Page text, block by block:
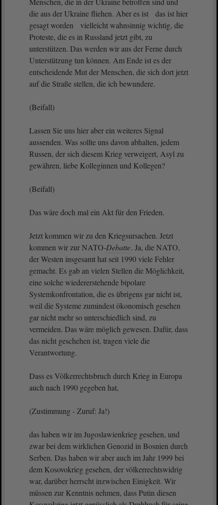
die aus der Ukraine fliehen. Aber es ist das ist hier
gesagt worden vielleicht wahnsinnig wichtig, die
Proteste, die es in Russland jetzt gibt, zu
unterstützen. Das werden wir aus der Ferne durch
Unterstützung tun können. Am Ende ist es der
entscheidende Mut der Menschen, die sich dort jetzt
auf die Straße stellen, die ich bewundere.
(Beifall)
Lassen Sie uns hier aber ein weiteres Signal
aussenden. Was sollte uns davon abhalten, jedem
Russen, der sich diesem Krieg verweigert, Asyl zu
gewähren, liebe Kolleginnen und Kollegen?
(Beifall)
Das wäre doch mal ein Akt für den Frieden.
Jetzt kommen wir zu den Kriegsursachen. Jetzt
kommen wir zur NATO-Debatte. Ja, die NATO,
der Westen insgesamt hat seit 1990 viele Fehler
gemacht. Es gab an vielen Stellen die Möglichkeit,
eine solche wiedererstehende bipolare
Systemkonfrontation, die es übrigens gar nicht ist,
weil die Systeme zumindest ökonomisch gesehen
gar nicht mehr so unterschiedlich sind, zu
vermeiden. Das wäre möglich gewesen. Dafür, dass
das nicht geschehen ist, tragen viele die
Verantwortung.
Dass es Völkerrechtsbruch durch Krieg in Europa
auch nach 1990 gegeben hat,
(Zustimmung - Zuruf: Ja!)
das haben wir im Jugoslawienkrieg gesehen, und
zwar bei dem wirklichen Genozid in Bosnien durch
Serben. Das haben wir aber auch im Jahr 1999 bei
dem Kosovokrieg gesehen, der völkerrechtswidrig
war, darüber herrscht inzwischen Einigkeit. Wir
müssen zur Kenntnis nehmen, dass Putin diesen